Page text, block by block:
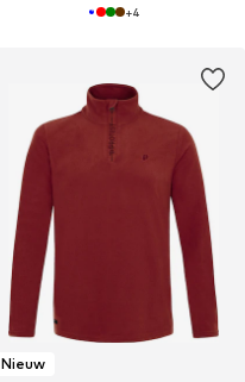
+4
Nieuw